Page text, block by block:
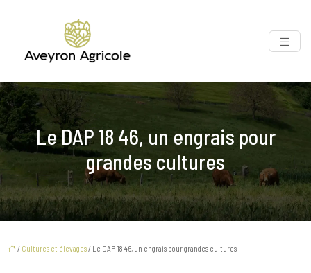
Le DAP 18 46, un engrais pour
grandes cultures
/ Cultures et élevages/ Le DAP 18 46, un engrais pour grandes cultures